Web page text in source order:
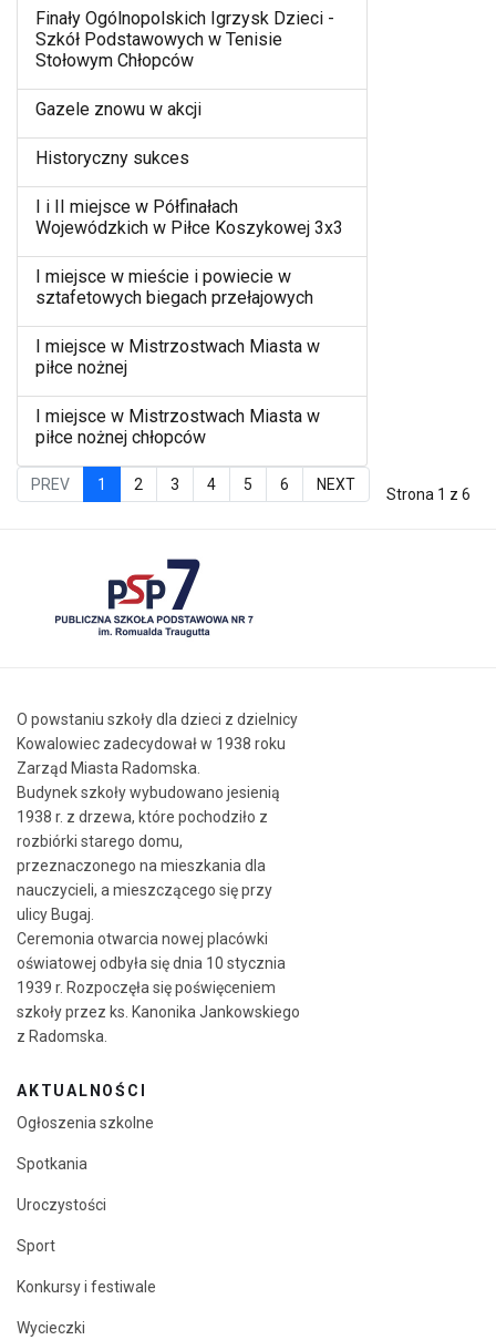
Finały Ogólnopolskich Igrzysk Dzieci -
Szkół Podstawowych w Tenisie
Stołowym Chłopców
Gazele znowu w akcji
Historyczny sukces
I i II miejsce w Półfinałach
Wojewódzkich w Piłce Koszykowej 3x3
I miejsce w mieście i powiecie w
sztafetowych biegach przełajowych
I miejsce w Mistrzostwach Miasta w
piłce nożnej
I miejsce w Mistrzostwach Miasta w
piłce nożnej chłopców
Strona 1 z 6
PREV 1 2 3 4 5 6 NEXT
O powstaniu szkoły dla dzieci z dzielnicy
Kowalowiec zadecydował w 1938 roku
Zarząd Miasta Radomska.
Budynek szkoły wybudowano jesienią
1938 r. z drzewa, które pochodziło z
rozbiórki starego domu,
przeznaczonego na mieszkania dla
nauczycieli, a mieszczącego się przy
ulicy Bugaj.
Ceremonia otwarcia nowej placówki
oświatowej odbyła się dnia 10 stycznia
1939 r. Rozpoczęła się poświęceniem
szkoły przez ks. Kanonika Jankowskiego
z Radomska.
AKTUALNOŚCI
Ogłoszenia szkolne
Spotkania
Uroczystości
Sport
Konkursy i festiwale
Wycieczki